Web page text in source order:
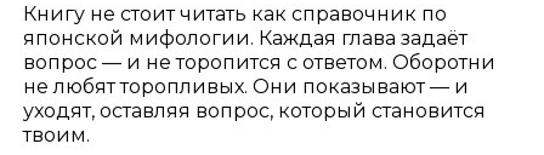
Книгу не стоит читать как справочник по
японской мифологии. Каждая глава задаёт
вопрос — и не торопится с ответом. Оборотни
не любят торопливых. Они показывают — и
уходят, оставляя вопрос, который становится
твоим.